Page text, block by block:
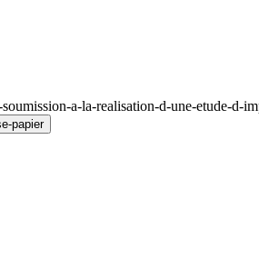
a-la-realisation-d-une-etude-d-
papier